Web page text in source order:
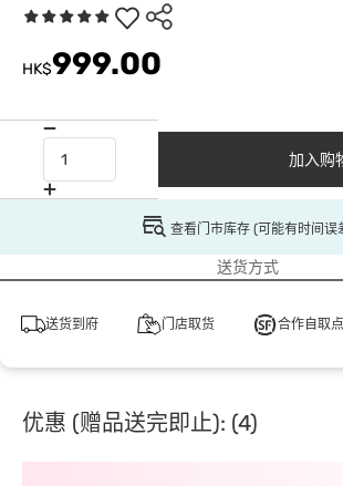
HK$999.00
加入购
查看门市库存 (可能有时间误
送货方式
送货到府 门店取货 合作自取点
优惠 (赠品送完即止): (4)